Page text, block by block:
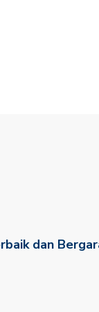
dan